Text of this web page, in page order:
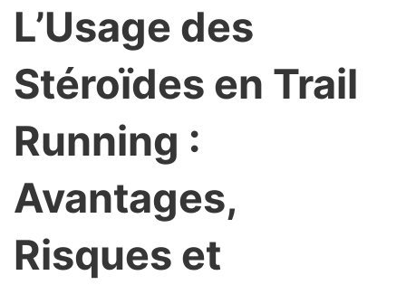
L’Usage des
Stéroïdes en Trail
Running :
Avantages,
Risques et